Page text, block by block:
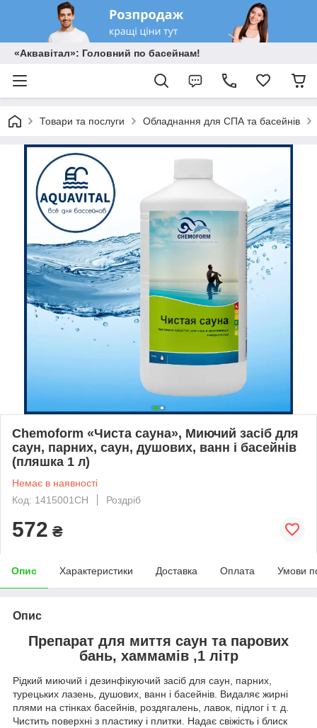
«Аквавітал»: Головний по басейнам!
Товари та послуги Обладнання для СПА та басейнів
Chemoform «Чиста сауна», Миючий засіб для
саун, парних, саун, душових, ванн і басейнів
(пляшка 1 л)
Немає в наявності
Код: 1415001CH
Роздріб
572 ₴
Опис Характеристики Доставка Оплата Умови
Опис
Препарат для миття саун та парових
бань, хаммамів ,1 літр
Рідкий миючий і дезинфікуючий засіб для саун, парних,
турецьких лазень, душових, ванн і басейнів. Видаляє жирні
плями на стінках басейнів, роздягалень, лавок, підлог і т. д.
Чистить поверхні з пластику і плитки. Надає свіжість і блиск